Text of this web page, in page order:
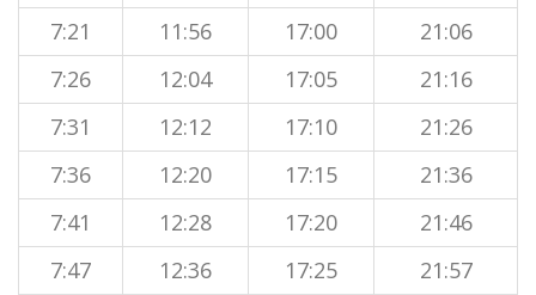
7:21
11:56 17:00
21:06
7:26
12:04 17:05
21:16
7:31
12:12 17:10
21:26
7:36
12:20 17:15
21:36
7:41
12:28 17:20
21:46
7:47
12:36 17:25
21:57